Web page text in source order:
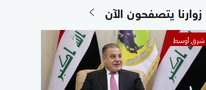
زوارنا يتصفحون الآن
شرق أوسط